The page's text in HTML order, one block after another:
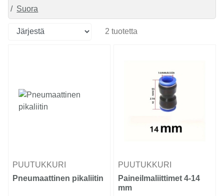
Suora
2 tuotetta
PUUTUKKURI
Pneumaattinen pikaliitin
PUUTUKKURI
Paineilmaliittimet 4-14
mm